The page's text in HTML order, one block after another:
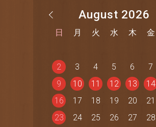
August 2026
日 月 火 水 木 金
2
3 4 5 6 7
9
10 11 12 13 14
16
17 18 19 20 21
23
24 25 26 27 28